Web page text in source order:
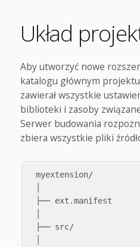
Układ
Aby utworzyć nowe
katalogu głównym
zawierał wszystkie
biblioteki i zasoby
Serwer budowania
zbiera wszystkie pliki
myextension/
├── ext.manifest
├── src/